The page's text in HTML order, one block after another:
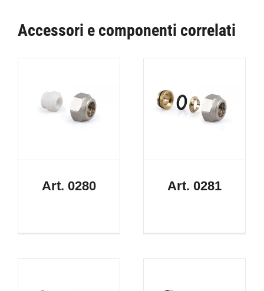
Accessori e componenti correlati
Art. 0280 Art. 0281